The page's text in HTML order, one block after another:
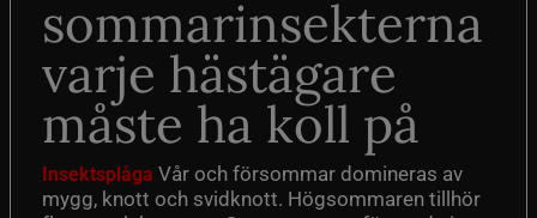
sommarinsekterna
varje hästägare
måste ha koll på
Insektsplåga Vår och försommar domineras av
mygg, knott och svidknott. Högsommaren tillhör